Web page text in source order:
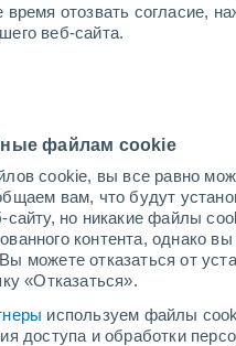
отозвать согласие,
веб-сайта.
файлам cookie
cookie, вы все равно
вам, что будут
сайту, но никакие файлы
контента, однако
можете отказаться от
«Отказаться».
используем файлы
доступа и обработки
+25°
+12°
Porcien
+25°
+12°
Signy Л'Абе
Пти